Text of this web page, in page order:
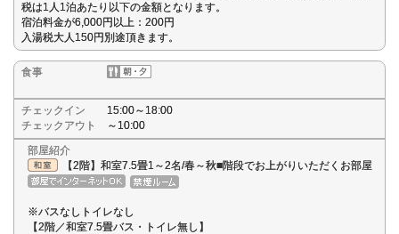
税は1人1泊あたり以下の金額となります。
宿泊料金が6,000円以上：200円
入湯税大人150円別途頂きます。
食事
チェックイン
15:00～18:00
チェックアウト
～10:00
部屋紹介
【2階】和室7.5畳1～2名/春～秋■階段でお上がりいただくお部屋
※バスなしトイレなし
【2階／和室7.5畳バス・トイレ無し】